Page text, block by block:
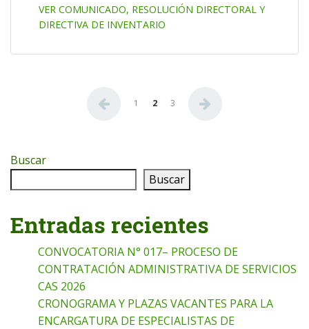
VER COMUNICADO, RESOLUCIÓN DIRECTORAL Y
DIRECTIVA DE INVENTARIO
Paginación de entradas
1 2 3
Buscar
Buscar
Entradas recientes
CONVOCATORIA N° 017– PROCESO DE
CONTRATACIÓN ADMINISTRATIVA DE SERVICIOS
CAS 2026
CRONOGRAMA Y PLAZAS VACANTES PARA LA
ENCARGATURA DE ESPECIALISTAS DE